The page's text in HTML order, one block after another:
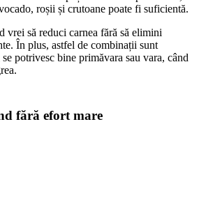
roșii și crutoane poate fi suficientă.
vrei să reduci carnea fără să elimini
În plus, astfel de combinații sunt
potrivesc bine primăvara sau vara, când
fără efort mare